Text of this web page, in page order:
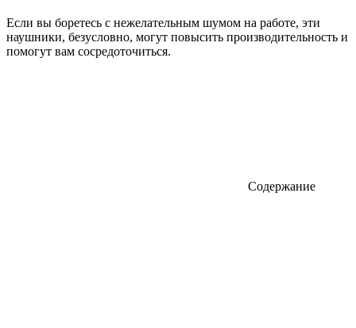
Если вы боретесь с нежелательным шумом на работе, эти
наушники, безусловно, могут повысить производительность и
помогут вам сосредоточиться.
Содержание